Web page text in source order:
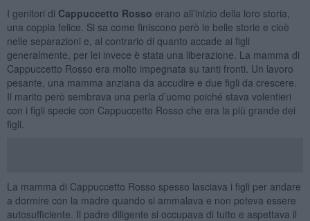
I genitori di Cappuccetto Rosso erano all’inizio della loro storia,
una coppia felice. Si sa come finiscono però le belle storie e cioè
nelle separazioni e, al contrario di quanto accade ai figli
generalmente, per lei invece è stata una liberazione. La mamma di
Cappuccetto Rosso era molto impegnata su tanti fronti. Un lavoro
pesante, una mamma anziana da accudire e due figli da crescere.
Il marito però sembrava una perla d’uomo poiché stava volentieri
con i figli specie con Cappuccetto Rosso che era la più grande dei
figli.
La mamma di Cappuccetto Rosso spesso lasciava i figli per andare
a dormire con la madre quando si ammalava e non poteva essere
autosufficiente. Il padre diligente si occupava di tutto e aspettava il